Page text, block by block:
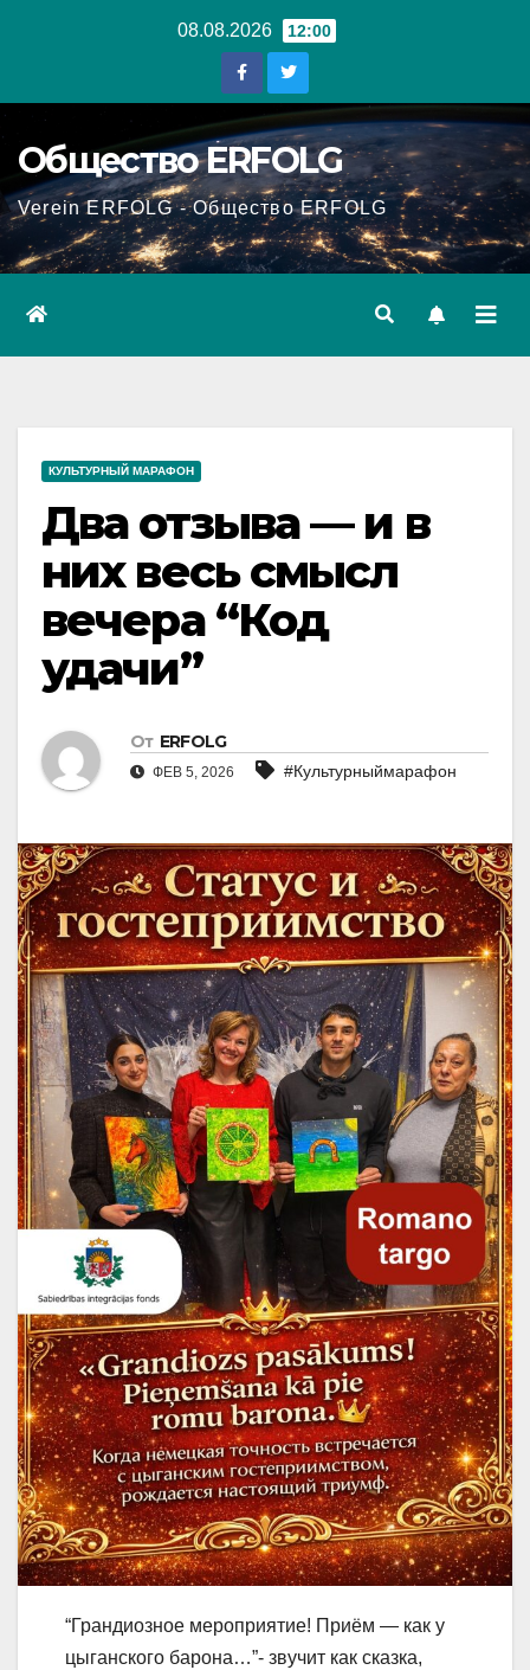
08.08.2026 12:00
Общество ERFOLG
Verein ERFOLG - Общество ERFOLG
КУЛЬТУРНЫЙ МАРАФОН
Два отзыва — и в
них весь смысл
вечера “Код
удачи”
От ERFOLG
ФЕВ 5, 2026 #Культурныймарафон
“Грандиозное мероприятие! Приём — как у
цыганского барона…”- звучит как сказка,